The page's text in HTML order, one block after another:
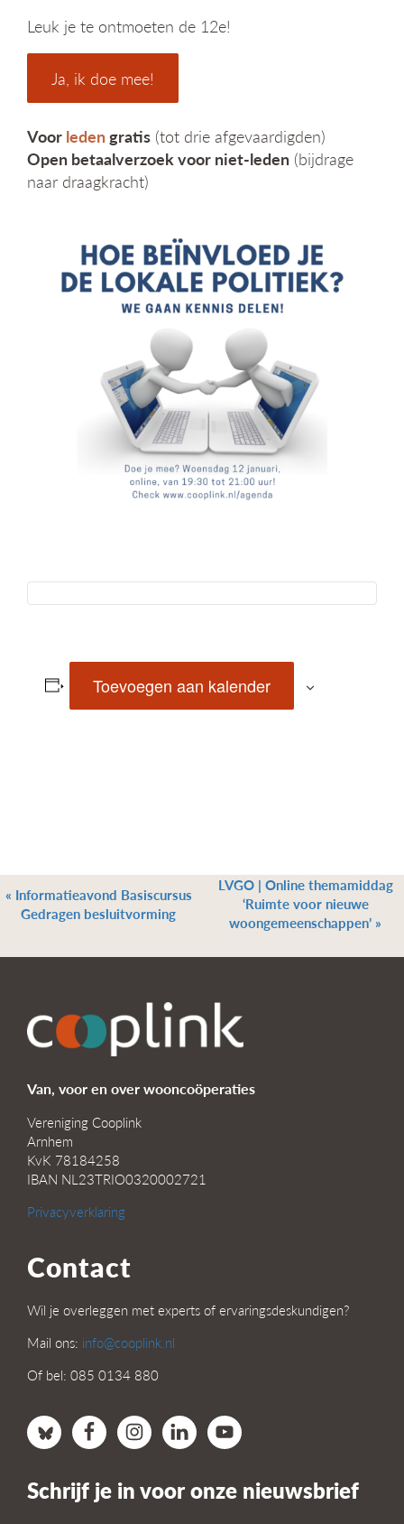
Leuk je te ontmoeten de 12e!
Ja, ik doe mee!
Voor ledengratis (tot drie afgevaardigden)
Open betaalverzoek voor niet-leden (bijdrage
naar draagkracht)
Toevoegen aan kalender
« Informatieavond Basiscursus
Gedragen besluitvorming
LVGO | Online themamiddag
‘Ruimte voor nieuwe
woongemeenschappen’ »
Van, voor en over wooncoöperaties
Vereniging Cooplink
Arnhem
KvK 78184258
IBAN NL23TRIO0320002721
Privacyverklaring
Contact
Wil je overleggen met experts of ervaringsdeskundigen?
Mail ons: info@cooplink.nl
Of bel: 085 0134 880
Schrijf je in voor onze nieuwsbrief